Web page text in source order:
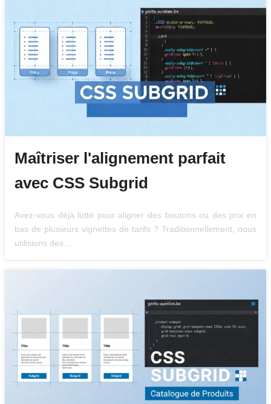
Maîtriser l'alignement parfait
avec CSS Subgrid
Avez-vous déjà lutté pour aligner des boutons ou des prix en
bas de plusieurs vignettes de tarifs ? Traditionnellement, nous
utilisions des…